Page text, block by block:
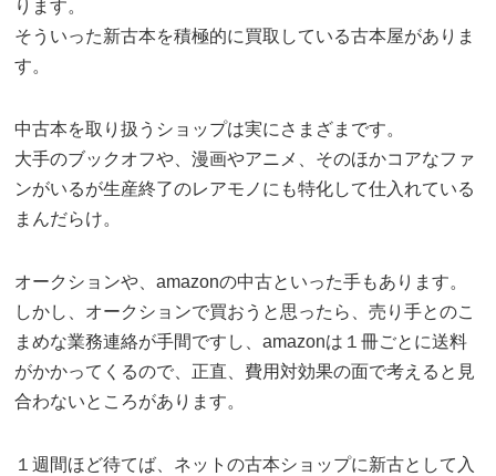
ります。
そういった新古本を積極的に買取している古本屋がありま
す。
中古本を取り扱うショップは実にさまざまです。
大手のブックオフや、漫画やアニメ、そのほかコアなファ
ンがいるが生産終了のレアモノにも特化して仕入れている
まんだらけ。
オークションや、amazonの中古といった手もあります。
しかし、オークションで買おうと思ったら、売り手とのこ
まめな業務連絡が手間ですし、amazonは１冊ごとに送料
がかかってくるので、正直、費用対効果の面で考えると見
合わないところがあります。
１週間ほど待てば、ネットの古本ショップに新古として入